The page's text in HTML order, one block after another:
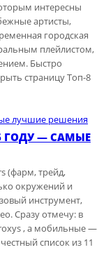
интересны
артисты,
городская
плейлистом,
Быстро
страницу Топ-8
ГОДУ — САМЫЕ
(фарм, трейд,
окружений и
инструмент,
Сразу отмечу: в
, а мобильные —
список из 11